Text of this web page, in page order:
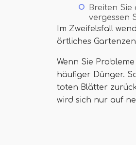
Breiten Sie
vergessen
Im Zweifelsfall
örtliches
Wenn Sie
häufiger Dünger.
toten Blätter
wird sich nur auf